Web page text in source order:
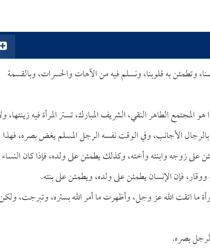
وتطمئن به قلوبنا، ونسلم فيه من الآهات والحسرات، وبالقسمة
الطاهر النقي، الشريف المبارك، تستر المرأة فيه زينتها،
الأجانب، وفي الوقت نفسه الرجل المسلم يغض بصره، فهذا
زوجه وابنته وأخته، وكذلك يطمئن على ولده، فإذا كان النساء
فإن الإنسان يطمئن على ولده، ويطمئن على بنته.
ما اتقت الله عز وجل، وأظهرت ما أمر الله بستره، وتبرجت،
بصره.